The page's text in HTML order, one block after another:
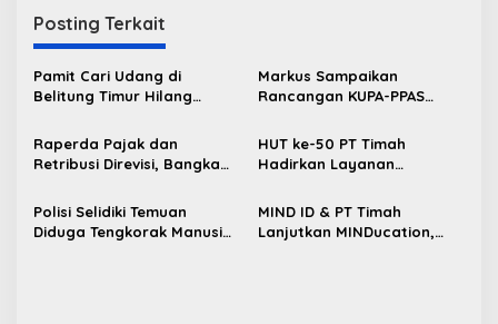
g
a
s
i
p
o
s
Posting Terkait
Pamit Cari Udang di
Belitung Timur Hilang
Kolong Kero
Markus Sampaikan
Rancangan KUPA-PPAS
DPRD Bangka Barat
Raperda Pajak dan
Retribusi Direvisi, Bangka
Retribusi Baru
HUT ke-50 PT Timah
Hadirkan Layanan
Masyarakat Jakarta
Polisi Selidiki Temuan
Diduga Tengkorak Manusia
MIND ID & PT Timah
Lanjutkan MINDucation,